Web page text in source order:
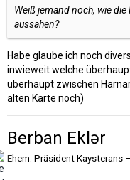
Weiß jemand noch, wie
aussahen?
Habe glaube ich noch
inwieweit welche
überhaupt zwischen
alten Karte noch)
Berban Eklər
Ehem. Präsident Kaysterans